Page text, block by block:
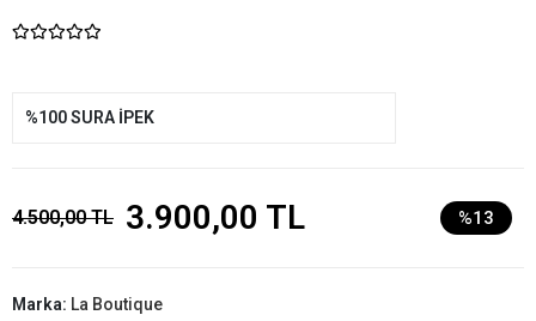
%100 SURA İPEK
4.500,00 TL 3.900,00 TL %13
Marka: La Boutique